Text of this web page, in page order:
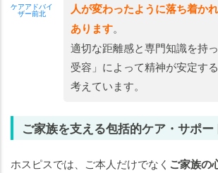
ケアアドバイ
ザー前北
人が変わったように落ち着か
あります。
適切な距離感と専門知識を持
受容」によって精神が安定す
考えています。
ご家族を支える包括的ケア・サポー
ホスピスでは、ご本人だけでなく ご家族の